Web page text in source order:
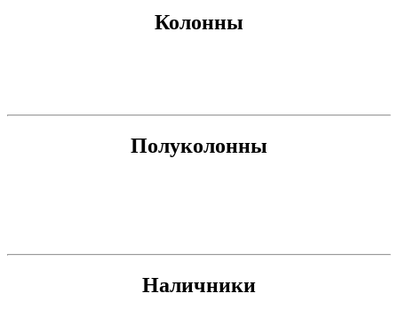
Колонны
Полуколонны
Наличники